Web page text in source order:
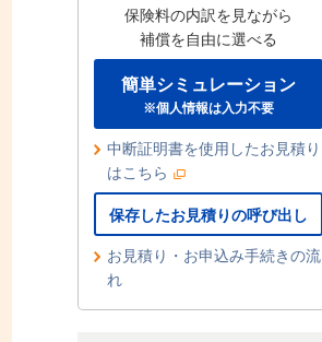
保険料の内訳を見ながら
補償を自由に選べる
簡単シミュレーション
※個人情報は入力不要
中断証明書を使用したお見積り
はこちら
保存したお見積りの呼び出し
お見積り・お申込み手続きの流
れ